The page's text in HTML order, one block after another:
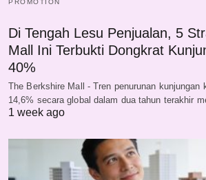
Di Tengah Lesu Penjualan, 5
Mall Ini Terbukti Dongkrat
40%
The Berkshire Mall - Tren penurunan kunjungan
14,6% secara global dalam dua tahun terakhir
1 week ago